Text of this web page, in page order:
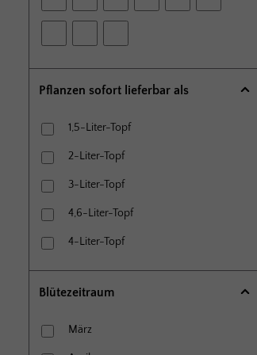
Pflanzen sofort lieferbar als
1,5-Liter-Topf
2-Liter-Topf
3-Liter-Topf
4,6-Liter-Topf
4-Liter-Topf
6-Liter-Topf
9 cm x 9 cm Topf
10-Liter-Topf
Blütezeitraum
März